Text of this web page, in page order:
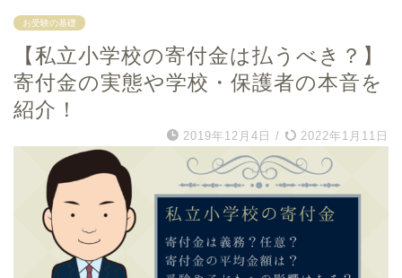
お受験の基礎
【私立小学校の寄付金は払うべき？】
寄付金の実態や学校・保護者の本音を
紹介！
2019年12月4日 / 2022年1月11日